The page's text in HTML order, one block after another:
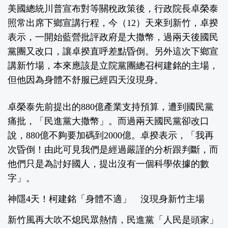
美國總統川普宣布對等關稅政策後，行政院長卓榮泰
照常出席下鄉宣講行程，今（12）天來到新竹，卓揆
表示，一開始藍營批評政府是大撒幣，過兩天後國民
黨團又改口，讓卓揆直呼差點昏倒。另外這次下鄉宣
講新竹場，本來應該是立院黨團總召柯建銘的主場，
但他因為身體不舒服已經四天沒現身。
卓榮泰先前提出的880億產業支持預算，遭到國民黨
痛批，「民進黨大撒幣」。而過兩天國民黨卻改口
說，880億不夠要加碼到2000億。卓揆表示，「我再
次昏倒！由此可見我們是經過嚴謹的分析跟判斷，而
他們只是為討好國人，提出沒有一個科學依據的數
字」。
神隱4天！柯建銘「身體不適」 沒現身新竹主場
新竹風再大吹不熄民眾熱情，民進黨「人民是頭家」